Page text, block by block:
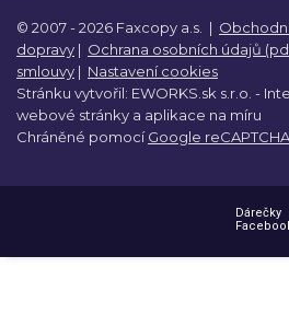
Novinky
Kontakty
Můj profil
© 2007 - 2026 Faxcopy a.s. |
dopravy | Ochrana osobních údajů
smlouvy | Nastavení cookies
Stránku vytvořil: EWORKS.sk s.r.o. -
webové stránky a aplikace na míru
Chráněné pomocíGoogle reCAPTCHA
Dárečky